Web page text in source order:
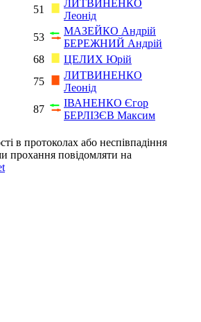
51
ЛИТВИНЕНКО
Леонід
53
МАЗЕЙКО Андрій
БЕРЕЖНИЙ Андрій
68
ЦЕЛИХ Юрій
75
ЛИТВИНЕНКО
Леонід
87
ІВАНЕНКО Єгор
БЕРЛІЗЄВ Максим
в протоколах або неспівпадіння
прохання повідомляти на